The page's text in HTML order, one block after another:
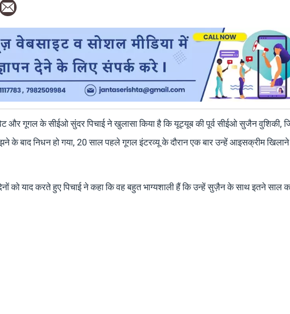
और गूगल के सीईओ सुंदर पिचाई ने खुलासा किया है कि यूट्यूब की पूर्व सीईओ सुजैन वुशिकी,
के बाद निधन हो गया, 20 साल पहले गूगल इंटरव्यू के दौरान एक बार उन्हें आइसक्रीम
को याद करते हुए पिचाई ने कहा कि वह बहुत भाग्यशाली हैं कि उन्हें सुज़ैन के साथ इतने साल